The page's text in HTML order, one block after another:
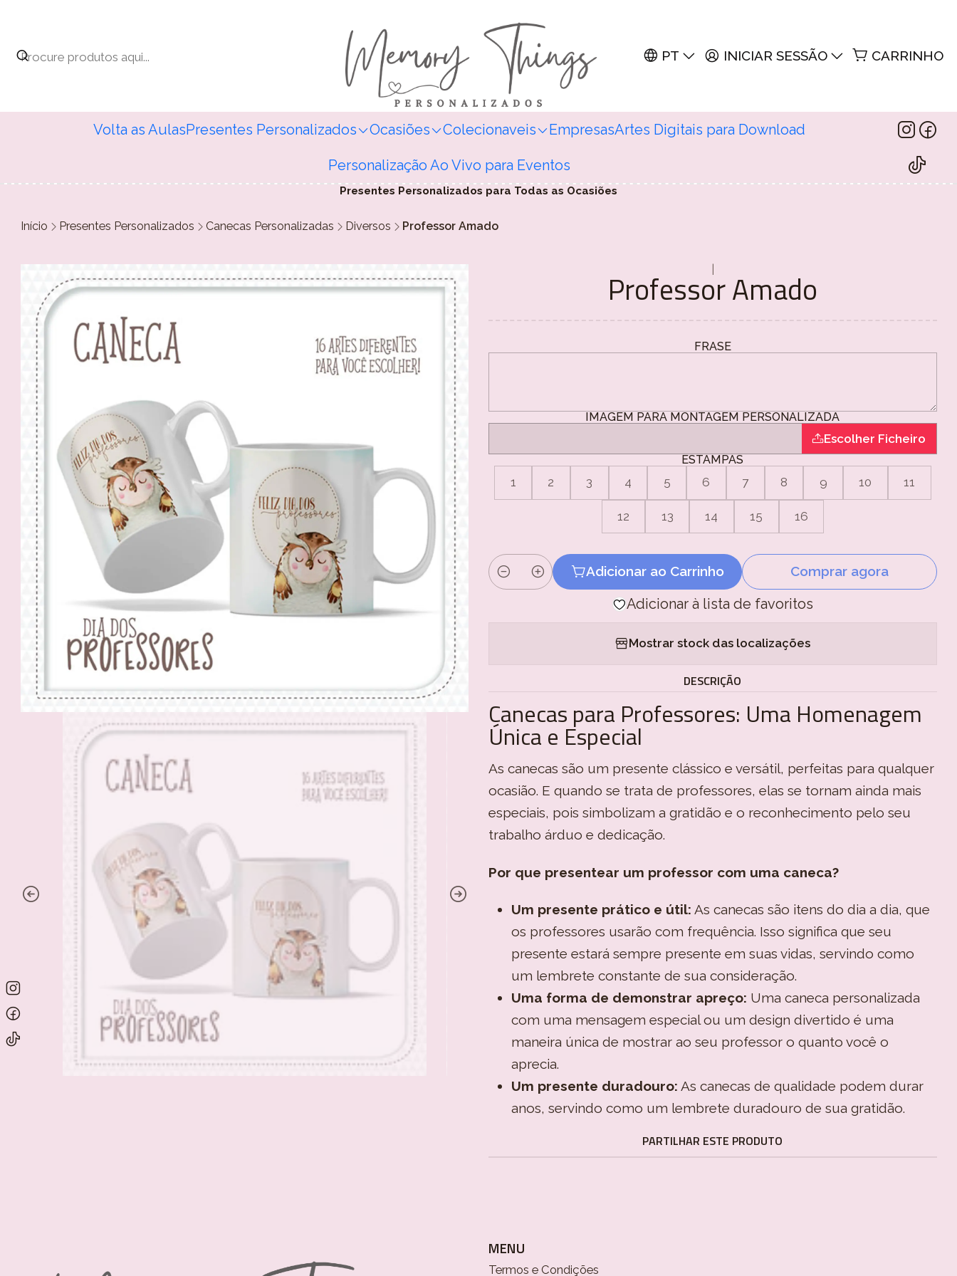
PT INICIAR SESSÃO CARRINHO
Volta as AulasPresentes Personalizados Ocasiões Colecionaveis EmpresasArtes Digitais para Download
Personalização Ao Vivo para Eventos
Presentes Personalizados para Todas as Ocasiões
Início Presentes Personalizados Canecas Personalizadas Diversos Professor Amado
Professor Amado
FRASE
IMAGEM PARA MONTAGEM PERSONALIZADA
Escolher Ficheiro
ESTAMPAS
1 2 3 4 5 6 7 8 9 10 11
12 13 14 15 16
Quantidade
Adicionar ao Carrinho Comprar agora
Adicionar à lista de favoritos
Mostrar stock das localizações
DESCRIÇÃO
Canecas para Professores: Uma Homenagem
Única e Especial
As canecas são um presente clássico e versátil, perfeitas para qualquer
ocasião. E quando se trata de professores, elas se tornam ainda mais
especiais, pois simbolizam a gratidão e o reconhecimento pelo seu
trabalho árduo e dedicação.
Por que presentear um professor com uma caneca?
Um presente prático e útil: As canecas são itens do dia a dia, que
os professores usarão com frequência. Isso significa que seu
presente estará sempre presente em suas vidas, servindo como
um lembrete constante de sua consideração.
Uma forma de demonstrar apreço: Uma caneca personalizada
com uma mensagem especial ou um design divertido é uma
maneira única de mostrar ao seu professor o quanto você o
aprecia.
Um presente duradouro: As canecas de qualidade podem durar
anos, servindo como um lembrete duradouro de sua gratidão.
PARTILHAR ESTE PRODUTO
MENU
Termos e Condições